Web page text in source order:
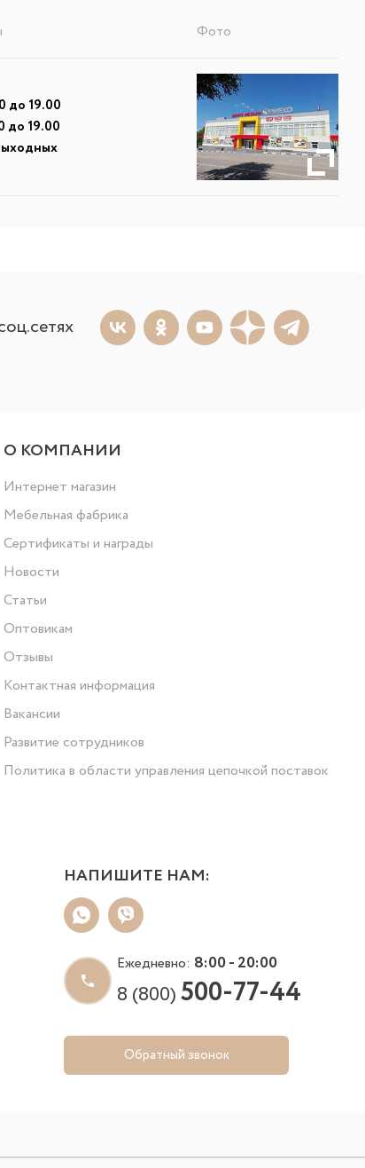
Фото
до 19.00
до 19.00
О КОМПАНИИ
Интернет магазин
Мебельная фабрика
Сертификаты и награды
Новости
Статьи
Оптовикам
Отзывы
Контактная информация
Вакансии
Развитие сотрудников
Политика в области управления цепочкой поставок
НАПИШИТЕ НАМ:
Ежедневно: 8:00 - 20:00
8 (800)500-77-44
Обратный звонок